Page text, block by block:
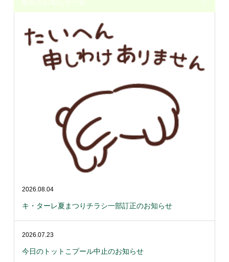
最近のお知らせ一覧
2026.08.04
キ・ターレ夏まつりチラシ一部訂正のお知らせ
2026.07.23
今日のトットこプール中止のお知らせ